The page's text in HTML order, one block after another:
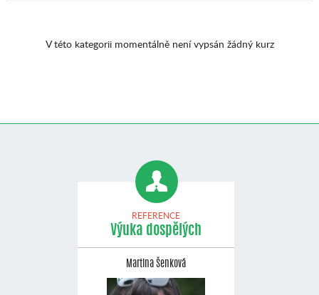
V této kategorii momentálně není vypsán žádný kurz
REFERENCE
Výuka dospělých
Martina Šenková